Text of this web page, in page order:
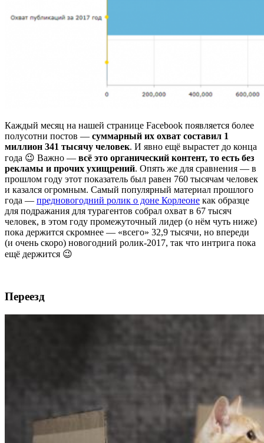
Каждый месяц на нашей странице Facebook появляется более
полусотни постов — суммарный их охват составил 1
миллион 341 тысячу человек. И явно ещё вырастет до конца
года 😉 Важно — всё это органический контент, то есть без
рекламы и прочих ухищрений. Опять же для сравнения — в
прошлом году этот показатель был равен 760 тысячам человек
и казался огромным. Самый популярный материал прошлого
года — предновогодний ролик о доне Корлеоне как образце
для подражания для турагентов собрал охват в 67 тысяч
человек, в этом году промежуточный лидер (о нём чуть ниже)
пока держится скромнее — «всего» 32,9 тысячи, но впереди
(и очень скоро) новогодний ролик-2017, так что интрига пока
ещё держится 😉
Переезд